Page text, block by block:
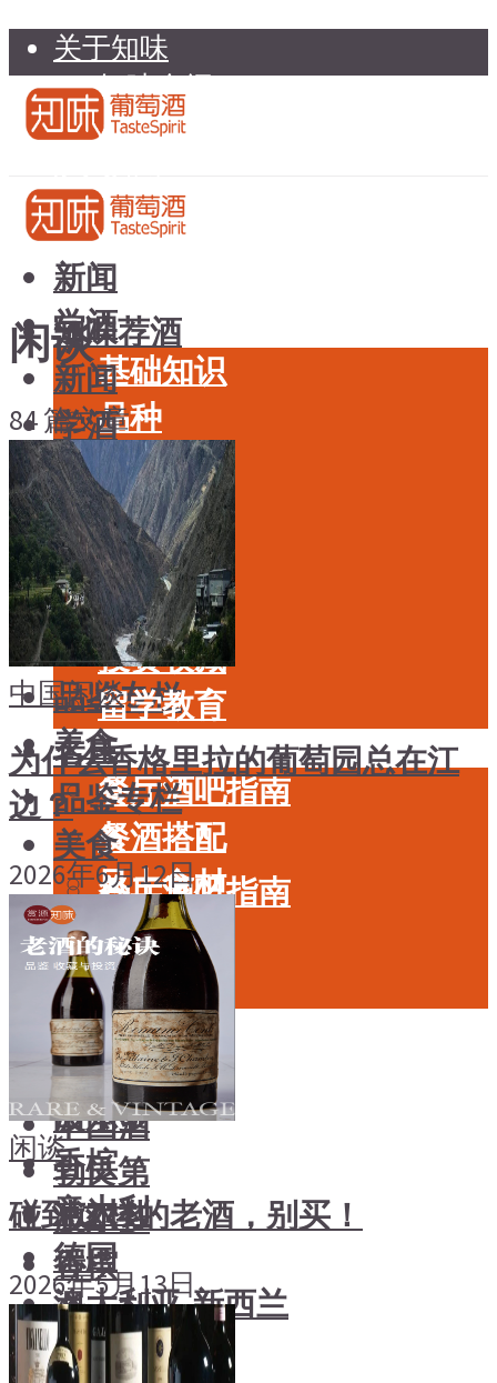
关于知味
知味介绍
知味专家顾问委员会
联系我们
知味荐酒
新闻
学酒
基础知识
品种
年份
酒具周边
投资收藏
留学教育
名庄
品鉴专栏
美食
餐厅酒吧指南
餐酒搭配
风土食材
风土大会
烈酒
中国酒
勃艮第
波尔多
香槟
意大利
德国
澳大利亚-新西兰
日本清酒
知味荐酒
新闻
学酒
基础知识
品种
年份
酒具周边
投资收藏
留学教育
名庄
品鉴专栏
美食
餐厅酒吧指南
餐酒搭配
风土食材
风土大会
烈酒
中国酒
勃艮第
波尔多
香槟
意大利
德国
闲谈
84 篇文章
中国闲谈
为什么香格里拉的葡萄园总在江
边？
2026年6月12日
闲谈
碰到这样的老酒，别买！
2026年5月13日